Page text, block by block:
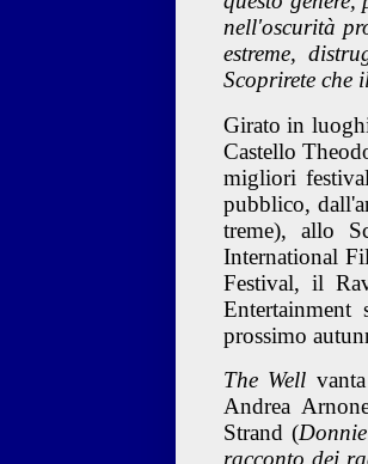
nell'oscurità
estreme,
Scoprirete che
Girato in
Castello
migliori
pubblico,
treme), allo
International
Festival, il
prossimo
The Well
Andrea
Strand (
racconto dei